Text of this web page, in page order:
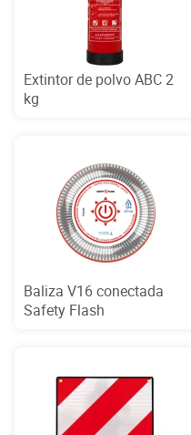
Extintor de polvo ABC 2
kg
Baliza V16 conectada
Safety Flash